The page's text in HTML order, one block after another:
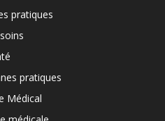
pratiques
pratiques
Médical